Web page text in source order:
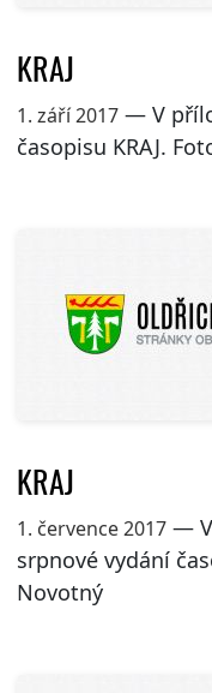
KRAJ
1. září 2017— V
časopisu KRAJ.
KRAJ
1. července 2017— V
srpnové vydání
Novotný